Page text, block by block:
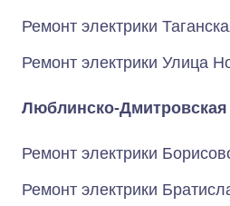
Ремонт электрики
Ремонт электрики Улица
Люблинско-
Ремонт электрики
Ремонт электрики